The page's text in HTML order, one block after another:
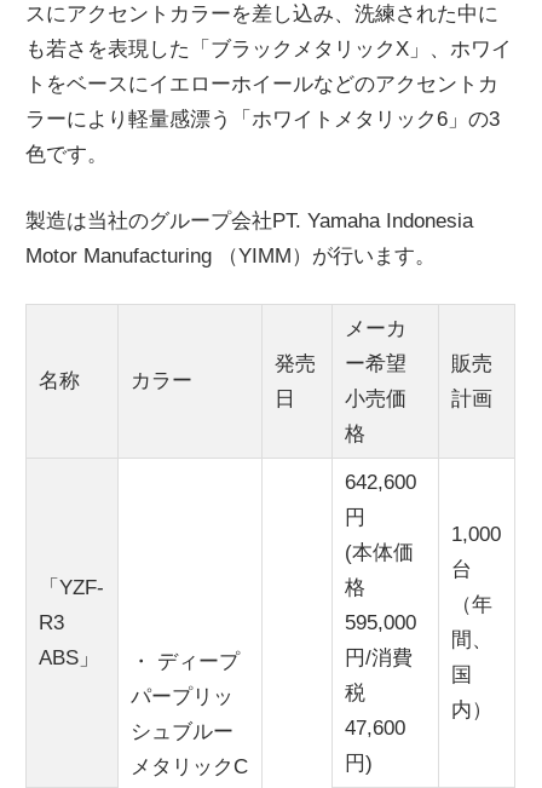
スにアクセントカラーを差し込み、洗練された中に
も若さを表現した「ブラックメタリックX」、ホワイ
トをベースにイエローホイールなどのアクセントカ
ラーにより軽量感漂う「ホワイトメタリック6」の3
色です。
製造は当社のグループ会社PT. Yamaha Indonesia
Motor Manufacturing （YIMM）が行います。
名称 カラー
発売
日
メーカ
ー希望
小売価
格
販売
計画
「YZF-
R3
ABS」
・ ディープ
パープリッ
シュブルー
メタリックC
642,600
円
(本体価
格
595,000
円/消費
税
47,600
円)
1,000
台
（年
間、
国
内）